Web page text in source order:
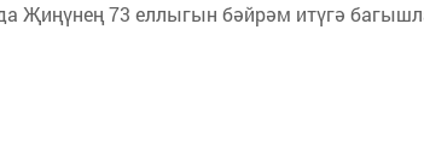
Җиңүнең 73 еллыгын бәйрәм итүгә